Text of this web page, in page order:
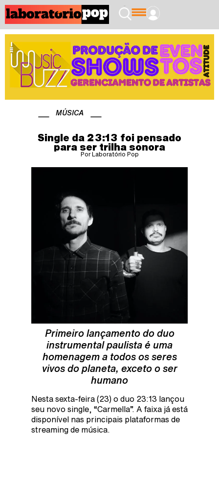
MÚSICA
Single da 23:13 foi pensado
para ser trilha sonora
Por Laboratório Pop
Primeiro lançamento do duo
instrumental paulista é uma
homenagem a todos os seres
vivos do planeta, exceto o ser
humano
Nesta sexta-feira (23) o duo 23:13 lançou
seu novo single, “Carmella”. A faixa já está
disponível nas principais plataformas de
streaming de música.